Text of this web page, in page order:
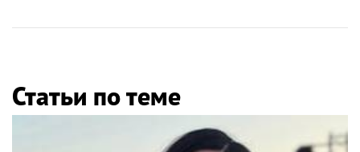
Статьи по теме